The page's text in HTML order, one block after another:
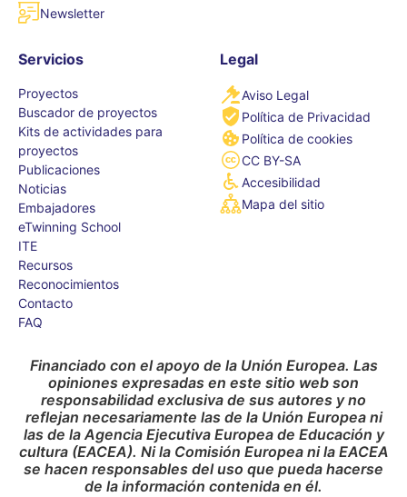
Newsletter
Servicios
Proyectos
Buscador de proyectos
Kits de actividades para
proyectos
Publicaciones
Noticias
Embajadores
eTwinning School
ITE
Recursos
Reconocimientos
Contacto
FAQ
Legal
Aviso Legal
Política de Privacidad
Política de cookies
CC BY-SA
Accesibilidad
Mapa del sitio
Financiado con el apoyo de la Unión Europea. Las
opiniones expresadas en este sitio web son
responsabilidad exclusiva de sus autores y no
reflejan necesariamente las de la Unión Europea ni
las de la Agencia Ejecutiva Europea de Educación y
cultura (EACEA). Ni la Comisión Europea ni la EACEA
se hacen responsables del uso que pueda hacerse
de la información contenida en él.